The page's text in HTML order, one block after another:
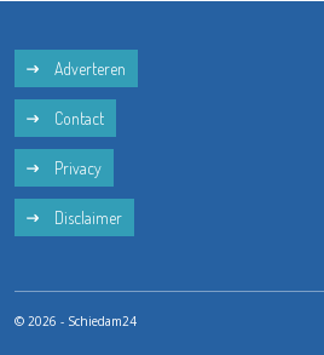
Adverteren
Contact
Privacy
Disclaimer
© 2026 - Schiedam24